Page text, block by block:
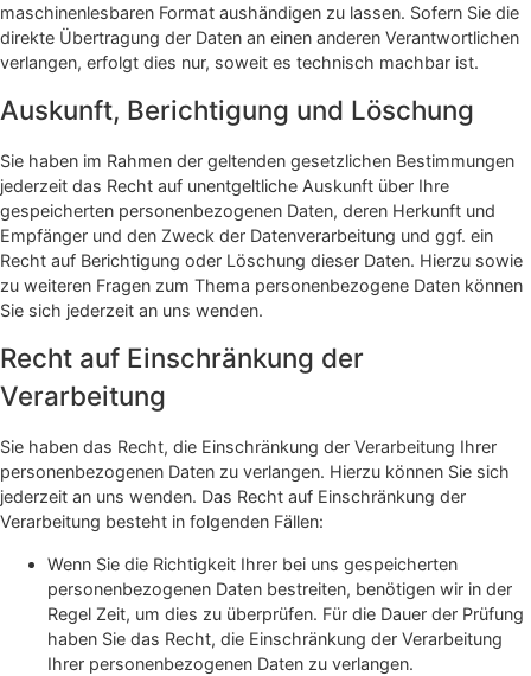
maschinenlesbaren Format aushändigen zu lassen. Sofern Sie die
direkte Übertragung der Daten an einen anderen Verantwortlichen
verlangen, erfolgt dies nur, soweit es technisch machbar ist.
Auskunft, Berichtigung und Löschung
Sie haben im Rahmen der geltenden gesetzlichen Bestimmungen
jederzeit das Recht auf unentgeltliche Auskunft über Ihre
gespeicherten personenbezogenen Daten, deren Herkunft und
Empfänger und den Zweck der Datenverarbeitung und ggf. ein
Recht auf Berichtigung oder Löschung dieser Daten. Hierzu sowie
zu weiteren Fragen zum Thema personenbezogene Daten können
Sie sich jederzeit an uns wenden.
Recht auf Einschränkung der
Verarbeitung
Sie haben das Recht, die Einschränkung der Verarbeitung Ihrer
personenbezogenen Daten zu verlangen. Hierzu können Sie sich
jederzeit an uns wenden. Das Recht auf Einschränkung der
Verarbeitung besteht in folgenden Fällen:
Wenn Sie die Richtigkeit Ihrer bei uns gespeicherten
personenbezogenen Daten bestreiten, benötigen wir in der
Regel Zeit, um dies zu überprüfen. Für die Dauer der Prüfung
haben Sie das Recht, die Einschränkung der Verarbeitung
Ihrer personenbezogenen Daten zu verlangen.